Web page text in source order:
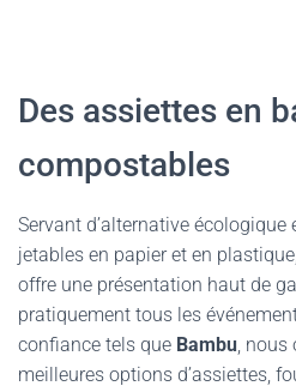
Des assiettes en
compostables
Servant d’alternative
jetables en papier et en
offre une présentation haut de
pratiquement tous les
confiance tels que Bambu, nous
meilleures options d’assiettes,